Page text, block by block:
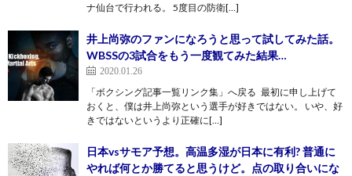
ナ仙台で行われる。 5度目の防衛[…]
井上尚弥のファンになろうと思って試してみた話。
WBSSの3試合をもう一度観てみた結果…
2020.01.26
「ボクシング記事一覧リンク集」へ戻る 最初に申し上げて
おくと、僕は井上尚弥という選手が好きではない。 いや、好
きではないというより正確に[…]
日本vsサモア予想。高温多湿が日本に有利? 普通に
やれば何とか勝てると思うけど。点の取り合いにな